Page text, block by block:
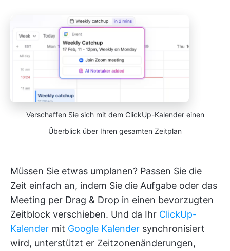
Verschaffen Sie sich mit dem ClickUp-Kalender einen
Überblick über Ihren gesamten Zeitplan
Müssen Sie etwas umplanen? Passen Sie die
Zeit einfach an, indem Sie die Aufgabe oder das
Meeting per Drag & Drop in einen bevorzugten
Zeitblock verschieben. Und da Ihr ClickUp-
Kalender mit Google Kalender synchronisiert
wird, unterstützt er Zeitzonenänderungen,